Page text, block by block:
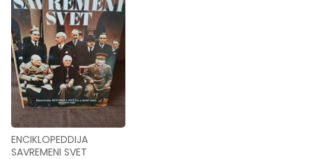
ENCIKLOPEDDIJA
SAVREMENI SVET